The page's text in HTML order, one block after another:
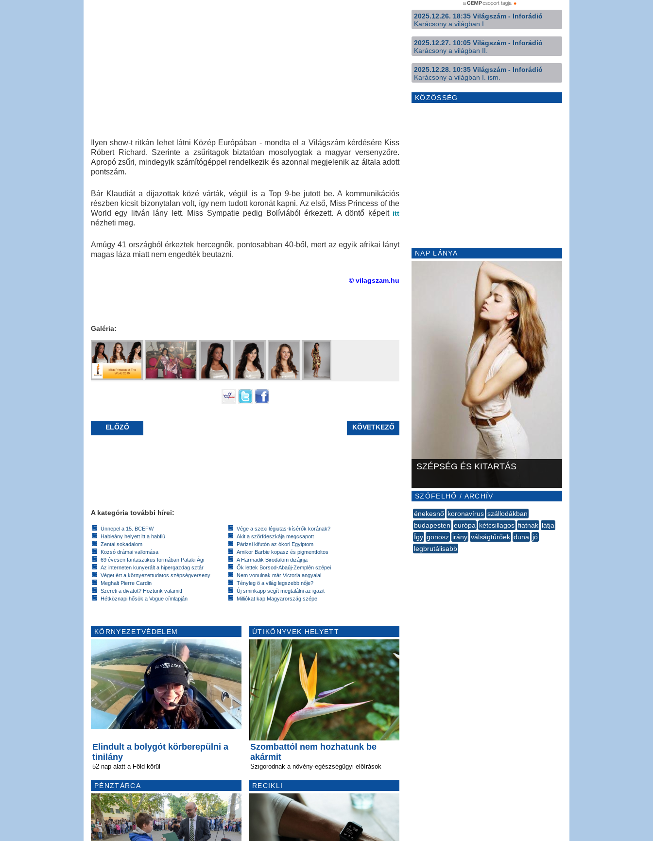
Ilyen show-t ritkán lehet látni Közép Európában - mondta el a Világszám kérdésére Kiss
Róbert Richard. Szerinte a zsűritagok biztatóan mosolyogtak a magyar versenyzőre.
Apropó zsűri, mindegyik számítógéppel rendelkezik és azonnal megjelenik az általa adott
pontszám.
Bár Klaudiát a dijazottak közé várták, végül is a Top 9-be jutott be. A kommunikációs
részben kicsit bizonytalan volt, így nem tudott koronát kapni. Az első, Miss Princess of the
World egy litván lány lett. Miss Sympatie pedig Bolíviából érkezett. A döntő képeit itt
nézheti meg.
Amúgy 41 országból érkeztek hercegnők, pontosabban 40-ből, mert az egyik afrikai lányt
magas láza miatt nem engedték beutazni.
© vilagszam.hu
Galéria:
ELŐZŐ KÖVETKEZŐ
A kategória további hírei:
Ünnepel a 15. BCEFW
Hableány helyett itt a habfiú
Zentai sokadalom
Kozsó drámai vallomása
69 évesen fantasztikus formában Pataki Ági
Az interneten kunyerált a hipergazdag sztár
Véget ért a környezettudatos szépségverseny
Meghalt Pierre Cardin
Szereti a divatot? Hoztunk valamit!
Hétköznapi hősök a Vogue címlapján
Vége a szexi légiutas-kísérők korának?
Akit a szörfdeszkája megcsapott
Párizsi kifutón az ókori Egyiptom
Amikor Barbie kopasz és pigmentfoltos
A Harmadik Birodalom dizájnja
Ők lettek Borsod-Abaúj-Zemplén szépei
Nem vonulnak már Victoria angyalai
Tényleg ö a világ legszebb nője?
Új sminkapp segít megtalálni az igazit
Milliókat kap Magyarország szépe
KÖRNYEZETVÉDELEM
Elindult a bolygót körberepülni a
tinilány
52 nap alatt a Föld körül
PÉNZTÁRCA
ÚTIKÖNYVEK HELYETT
Szombattól nem hozhatunk be
akármit
Szigorodnak a növény-egészségügyi előírások
RECIKLI
2025.12.26. 18:35 Világszám - Inforádió
Karácsony a világban I.
2025.12.27. 10:05 Világszám - Inforádió
Karácsony a világban II.
2025.12.28. 10:35 Világszám - Inforádió
Karácsony a világban I. ism.
KÖZÖSSÉG
NAP LÁNYA
SZÉPSÉG ÉS KITARTÁS
SZÓFELHŐ / ARCHÍV
énekesnő koronavírus szállodákban
budapesten európa kétcsillagos fiatnak látja
Így gonosz irány válságtűrőek duna jó
legbrutálisabb